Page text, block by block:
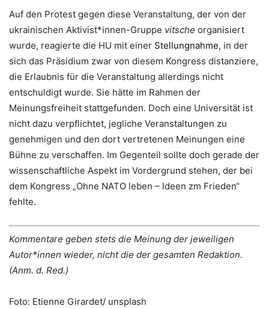
Auf den Protest gegen diese Veranstaltung, der von der
ukrainischen Aktivist*innen-Gruppe vitsche organisiert
wurde, reagierte die HU mit einer Stellungnahme, in der
sich das Präsidium zwar von diesem Kongress distanziere,
die Erlaubnis für die Veranstaltung allerdings nicht
entschuldigt wurde. Sie hätte im Rahmen der
Meinungsfreiheit stattgefunden. Doch eine Universität ist
nicht dazu verpflichtet, jegliche Veranstaltungen zu
genehmigen und den dort vertretenen Meinungen eine
Bühne zu verschaffen. Im Gegenteil sollte doch gerade der
wissenschaftliche Aspekt im Vordergrund stehen, der bei
dem Kongress „Ohne NATO leben – Ideen zm Frieden“
fehlte.
Kommentare geben stets die Meinung der jeweiligen
Autor*innen wieder, nicht die der gesamten Redaktion.
(Anm. d. Red.)
Foto: Etienne Girardet/ unsplash